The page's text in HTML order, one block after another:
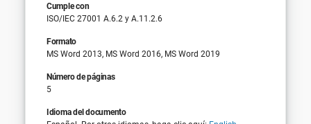
Cumple con
ISO/IEC 27001 A.6.2 y A.11.2.6
Formato
MS Word 2013, MS Word 2016, MS Word 2019
Número de páginas
5
Idioma del documento